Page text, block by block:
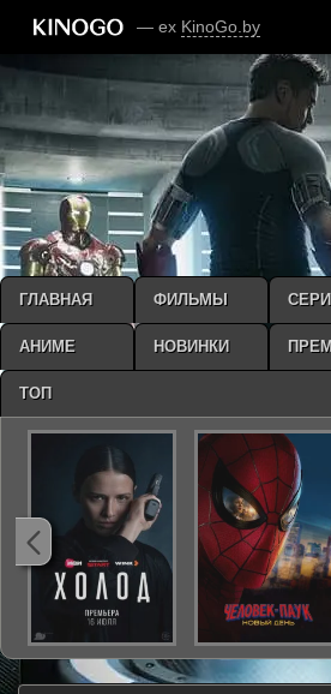
— ex KinoGo.by
ГЛАВНАЯ ФИЛЬМЫ
АНИМЕ НОВИНКИ
ТОП